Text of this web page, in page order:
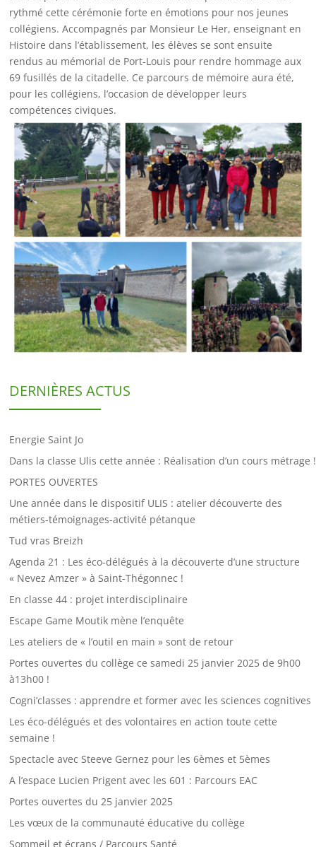
rythmé cette cérémonie forte en émotions pour nos jeunes
collégiens. Accompagnés par Monsieur Le Her, enseignant en
Histoire dans l’établissement, les élèves se sont ensuite
rendus au mémorial de Port-Louis pour rendre hommage aux
69 fusillés de la citadelle. Ce parcours de mémoire aura été,
pour les collégiens, l’occasion de développer leurs
compétences civiques.
DERNIÈRES ACTUS
Energie Saint Jo
Dans la classe Ulis cette année : Réalisation d’un cours métrage !
PORTES OUVERTES
Une année dans le dispositif ULIS : atelier découverte des
métiers-témoignages-activité pétanque
Tud vras Breizh
Agenda 21 : Les éco-délégués à la découverte d’une structure
« Nevez Amzer » à Saint-Thégonnec !
En classe 44 : projet interdisciplinaire
Escape Game Moutik mène l’enquête
Les ateliers de « l’outil en main » sont de retour
Portes ouvertes du collège ce samedi 25 janvier 2025 de 9h00
à13h00 !
Cogni’classes : apprendre et former avec les sciences cognitives
Les éco-délégués et des volontaires en action toute cette
semaine !
Spectacle avec Steeve Gernez pour les 6èmes et 5èmes
A l’espace Lucien Prigent avec les 601 : Parcours EAC
Portes ouvertes du 25 janvier 2025
Les vœux de la communauté éducative du collège
Sommeil et écrans / Parcours Santé